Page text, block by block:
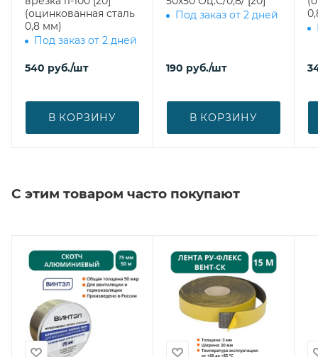
(оцинкованная сталь
0,8 мм)
Под заказ от 2 дней
540 руб./шт
В КОРЗИНУ
Под заказ от 2 дней
190 руб./шт
В КОРЗИНУ
С этим товаром часто покупают